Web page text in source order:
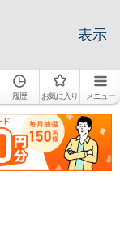
表示
履歴 お気に入り メニュー